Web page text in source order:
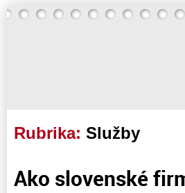
Najkomentovanejšie články
Rubrika: Služby
Ako slovenské